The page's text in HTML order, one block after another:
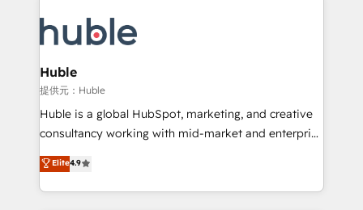
new HubSpot portal with Advanced Website and
CRM Migrations using our in-house "HubScrub" Tool.
skills, processes, and internal team you need to
attract the right buyers, close deals faster, and grow
without outside dependencies. You’ll learn how to: •
Set up, audit, and organize your HubSpot portal •
Get your sales team fully using HubSpot • Track
pipeline and revenue across the entire buyer journey
growth • Create content and videos that attract
buyers • Use AI to scale smarter Our coaching-led
Huble
提供元：Huble
Huble is a global HubSpot, marketing, and creative
consultancy working with mid-market and enterprise
businesses. We go beyond implementation, shaping
the strategy, processes, and teams that turn
HubSpot into a genuine growth engine. Named
Elite4.9